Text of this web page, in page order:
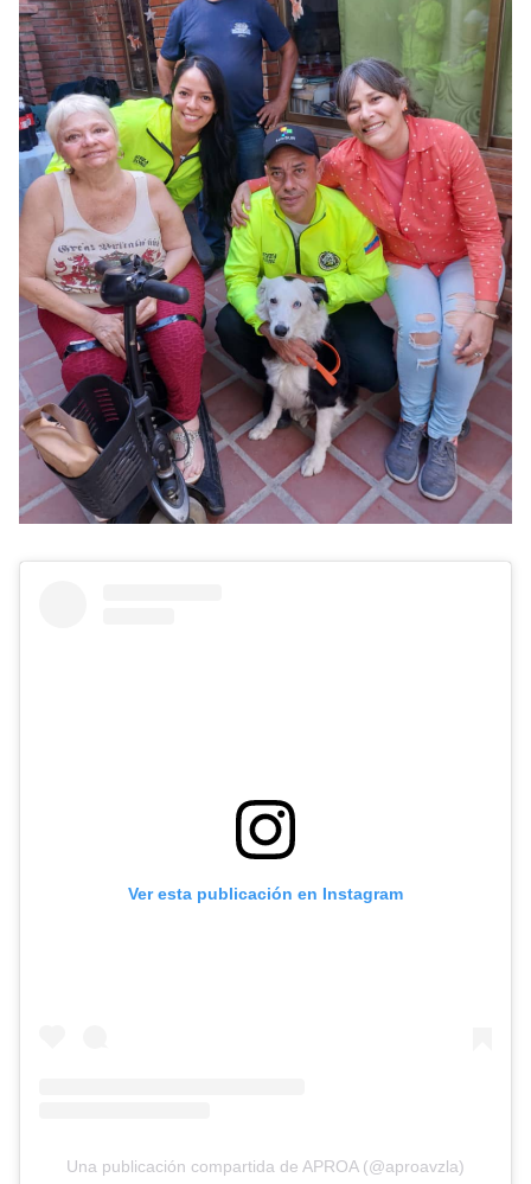
Ver esta publicación en Instagram
Una publicación compartida de APROA (@aproavzla)